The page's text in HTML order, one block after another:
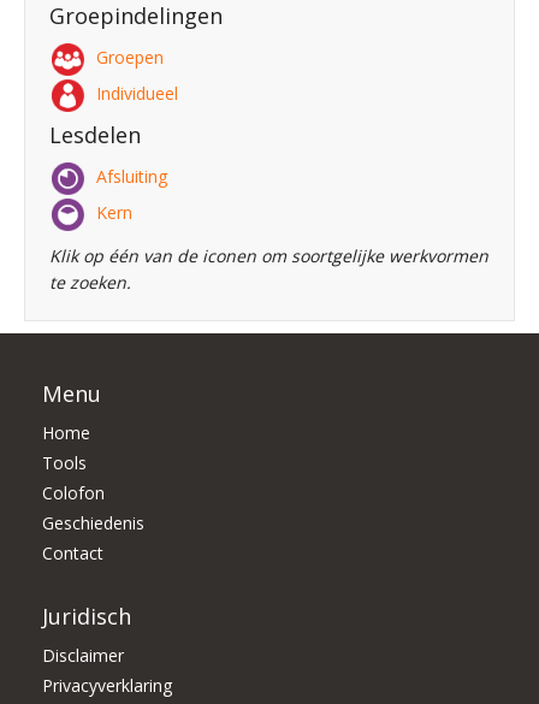
Groepindelingen
Groepen
Individueel
Lesdelen
Afsluiting
Kern
Klik op één van de iconen om soortgelijke werkvormen
te zoeken.
Menu
Home
Tools
Colofon
Geschiedenis
Contact
Juridisch
Disclaimer
Privacyverklaring